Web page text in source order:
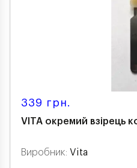
339 грн.
VITA окремий взірець
Виробник: Vita